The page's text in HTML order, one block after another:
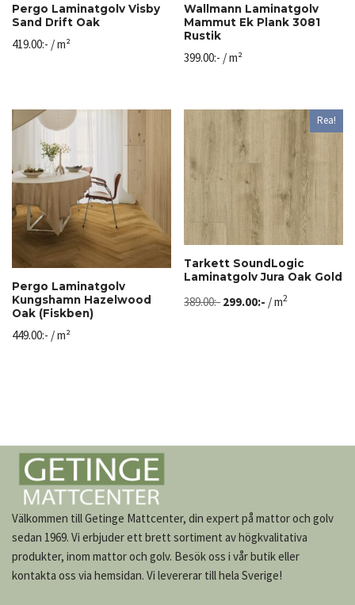
Pergo Laminatgolv Visby
Sand Drift Oak
419.00:- / m²
Wallmann Laminatgolv
Mammut Ek Plank 3081
Rustik
399.00:- / m²
Pergo Laminatgolv
Kungshamn Hazelwood
Oak (Fiskben)
449.00:- / m²
Rea!
Tarkett SoundLogic
Laminatgolv Jura Oak Gold
389.00:-299.00:- / m2
Välkommen till Getinge Mattcenter, din expert på mattor och golv
sedan 1969. Vi erbjuder ett brett sortiment av högkvalitativa
produkter, inom mattor och golv. Besök oss i vår butik eller
kontakta oss via hemsidan. Vi levererar till hela Sverige!